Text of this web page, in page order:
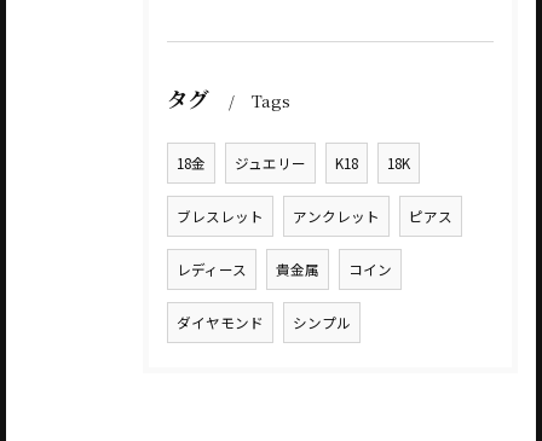
タグ Tags
18金 ジュエリー K18 18K
ブレスレット アンクレット ピアス
レディース 貴金属 コイン
ダイヤモンド シンプル